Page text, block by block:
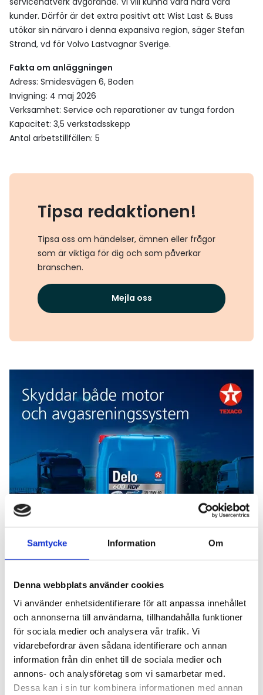
Samtycke Information Om
Denna webbplats använder cookies
Vi använder enhetsidentifierare för att anpassa innehållet
och annonserna till användarna, tillhandahålla funktioner
för sociala medier och analysera vår trafik. Vi
vidarebefordrar även sådana identifierare och annan
information från din enhet till de sociala medier och
annons- och analysföretag som vi samarbetar med.
Dessa kan i sin tur kombinera informationen med annan
kunder. Därför är det extra positivt att Wist Last & Buss
utökar sin närvaro i denna expansiva region, säger Stefan
Strand, vd för Volvo Lastvagnar Sverige.
Fakta om anläggningen
Adress: Smidesvägen 6, Boden
Invigning: 4 maj 2026
Verksamhet: Service och reparationer av tunga fordon
Kapacitet: 3,5 verkstadsskepp
Antal arbetstillfällen: 5
Tipsa redaktionen!
Tipsa oss om händelser, ämnen eller frågor
som är viktiga för dig och som påverkar
branschen.
Mejla oss
Add Secure